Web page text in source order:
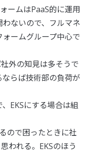
ームはPaaS的に運用
ないので、フルマネ
ームグループ中心で
外の知見は多そうで
らば技術部の負荷が
EKSにする場合は組
ので困ったときに社
われる。EKSのほう